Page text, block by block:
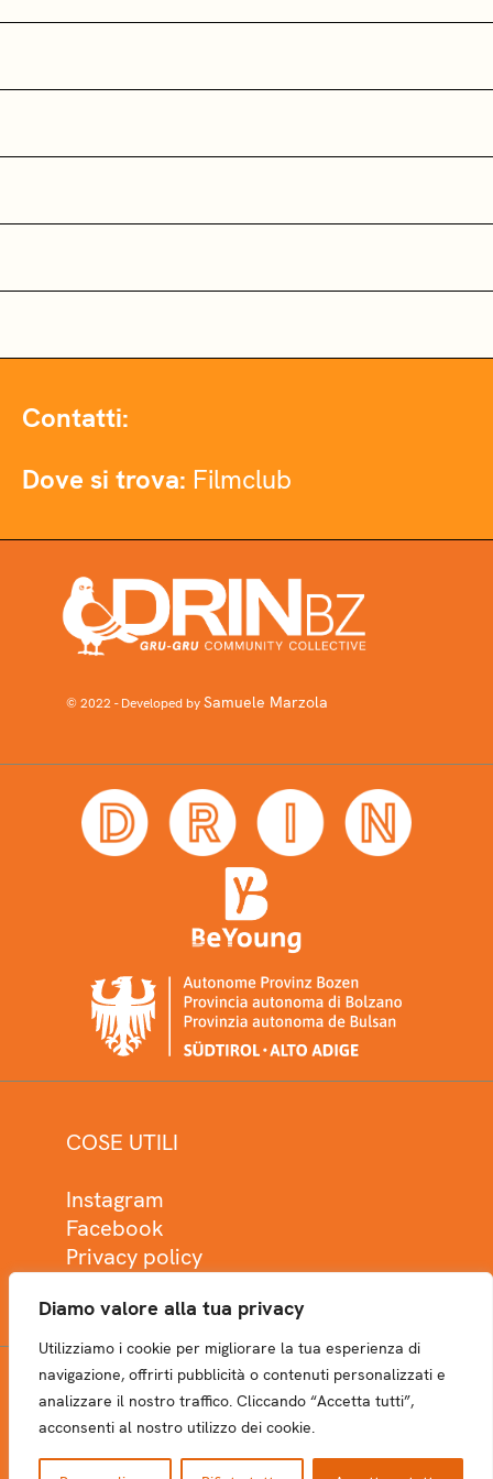
Diamo valore alla tua privacy
Utilizziamo i cookie per migliorare la tua esperienza di
navigazione, offrirti pubblicità o contenuti personalizzati e
analizzare il nostro traffico. Cliccando “Accetta tutti”,
acconsenti al nostro utilizzo dei cookie.
Contatti:
Dove si trova: Filmclub
© 2022 - Developed bySamuele Marzola
COSE UTILI
Instagram
Facebook
Privacy policy
NEWSLETTER